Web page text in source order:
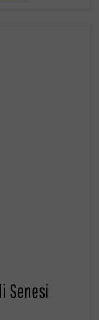
Senesi